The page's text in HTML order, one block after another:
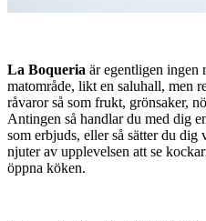
La Boqueria är egentligen ingen
matområde, likt en saluhall, men
råvaror så som frukt, grönsaker,
Antingen så handlar du med dig
som erbjuds, eller så sätter du dig
njuter av upplevelsen att se
öppna köken.